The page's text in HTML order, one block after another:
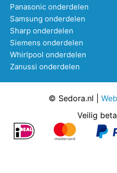
Panasonic onderdelen
Samsung onderdelen
Sharp onderdelen
Siemens onderdelen
Whirlpool onderdelen
Zanussi onderdelen
© Sedora.nl |
Veilig